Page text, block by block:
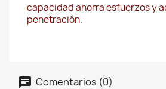
capacidad ahorra esfuerzos y
penetración.
Comentarios (0)